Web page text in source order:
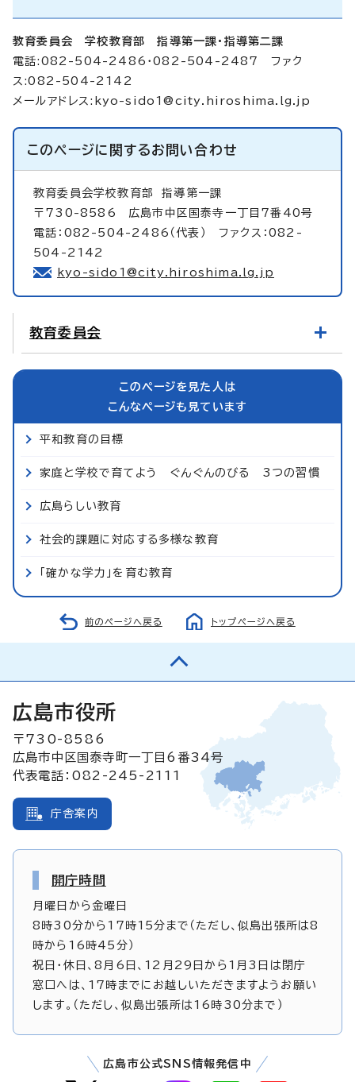
教育委員会 学校教育部 指導第一課・指導第二課
電話:082-504-2486・082-504-2487 ファク
ス:082-504-2142
メールアドレス: kyo-sido1@city.hiroshima.lg.jp
このページに関するお問い合わせ
教育委員会学校教育部指導第一課
〒730-8586 広島市中区国泰寺一丁目7番40号
電話：082-504-2486（代表） ファクス：082-
504-2142
kyo-sido1@city.hiroshima.lg.jp
教育委員会
このページを見た人は
こんなページも見ています
平和教育の目標
家庭と学校で育てよう ぐんぐんのびる 3つの習慣
広島らしい教育
社会的課題に対応する多様な教育
「確かな学力」を育む教育
前のページへ戻る トップページへ戻る
広島市役所
〒730-8586
広島市中区国泰寺町一丁目6番34号
代表電話：082-245-2111
庁舎案内
開庁時間
月曜日から金曜日
8時30分から17時15分まで（ただし、似島出張所は8
時から16時45分）
祝日・休日、8月6日、12月29日から1月3日は閉庁
窓口へは、17時までにお越しいただきますようお願い
します。（ただし、似島出張所は16時30分まで）
広島市公式SNS情報発信中